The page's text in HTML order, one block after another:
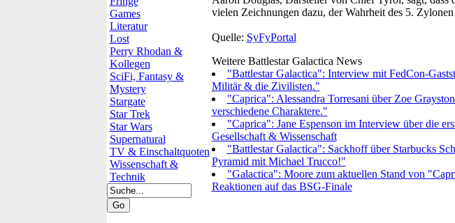
Games
Literatur
Lost
Perry Rhodan &
Kollegen
SciFi, Fantasy &
Mystery
Stargate
Star Trek
Star Wars
Supernatural
TV & Einschaltquoten
Wissenschaft &
Technik
vielen Zeichnungen dazu, der Wahrheit des 5.
Quelle: SyFyPortal
Weitere Battlestar Galactica News
"Battlestar Galactica": Interview mit FedCon-
Militär & die Zivilisten."
"Caprica": Alessandra Torresani über Zoe
verschiedene Charaktere."
"Caprica": Jane Espenson im Interview über die
Gesellschaft & Wissenschaft
"Battlestar Galactica": Sackhoff über Starbucks
Pyramid mit Michael Trucco!"
"Galactica": Moore zum aktuellen Stand von
Reaktionen auf das BSG-Finale